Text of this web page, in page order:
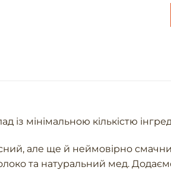
із мінімальною кількістю
але ще й неймовірно
та натуральний мед.